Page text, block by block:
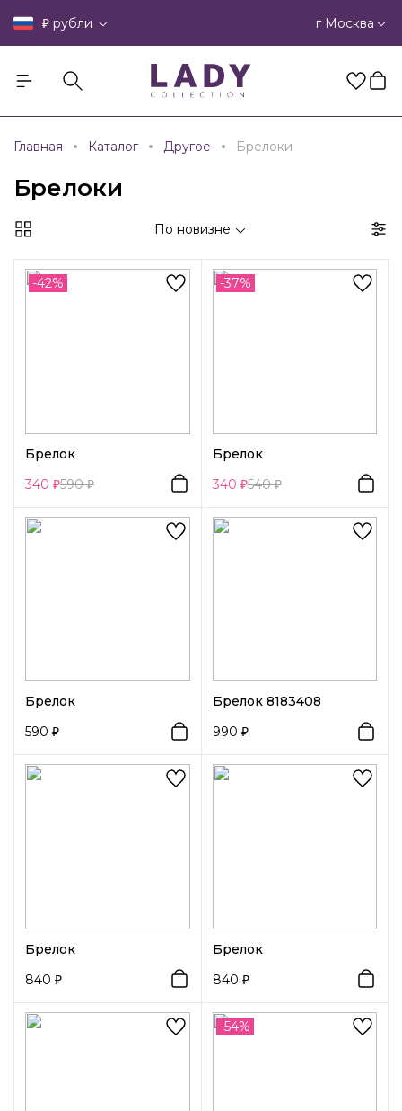
₽ рубли г Москва
Главная Каталог Другое Брелоки
Брелоки
По новизне
-42%
Брелок
340
590
-37%
Брелок
340
540
Брелок
590
Брелок 8183408
990
Брелок
840
Брелок
840
-54%